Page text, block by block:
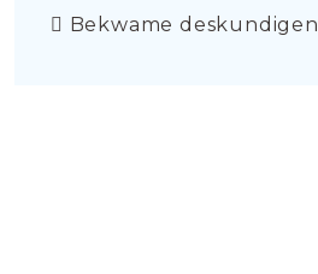
Bekwame deskundigen